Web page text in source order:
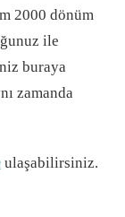
2000 dönüm
ile
buraya
zamanda
ulaşabilirsiniz.